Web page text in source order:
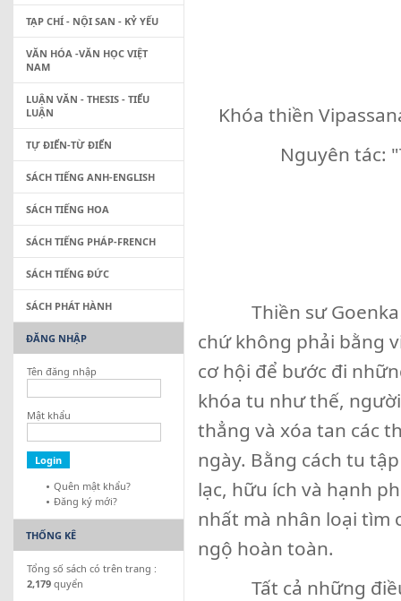
Khóa thiền
Nguyên tác:
Thiền sư Goenka
chứ không phải bằng
cơ hội để bước đi
khóa tu như thế,
thẳng và xóa tan các
ngày. Bằng cách tu
lạc, hữu ích và hạnh
nhất mà nhân loại tìm
ngộ hoàn toàn.
Tất cả những điều
TẠP CHÍ - NỘI SAN - KỶ YẾU
VĂN HÓA -VĂN HỌC VIỆT
NAM
LUẬN VĂN - THESIS - TIỂU
LUẬN
TỰ ĐIỂN-TỪ ĐIỂN
SÁCH TIẾNG ANH-ENGLISH
SÁCH TIẾNG HOA
SÁCH TIẾNG PHÁP-FRENCH
SÁCH TIẾNG ĐỨC
SÁCH PHÁT HÀNH
ĐĂNG NHẬP
Tên đăng nhập
Mật khẩu
Quên mật khẩu?
Đăng ký mới?
THỐNG KÊ
Tổng số sách có trên trang :
2,179 quyển